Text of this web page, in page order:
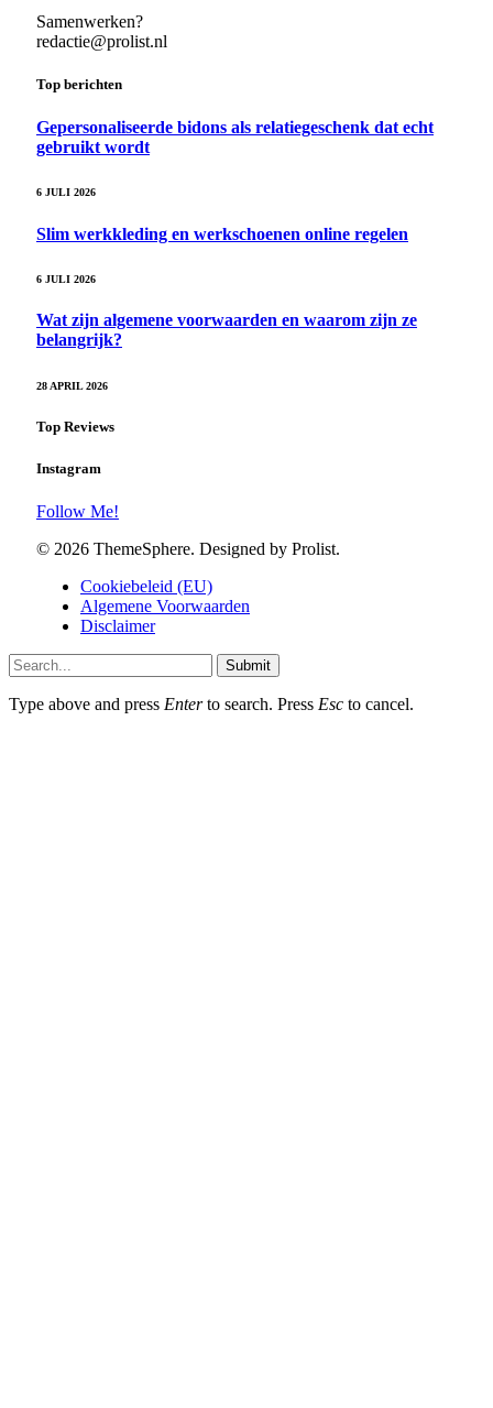
Samenwerken?
redactie@prolist.nl
Top berichten
Gepersonaliseerde bidons als relatiegeschenk dat echt
gebruikt wordt
6 JULI 2026
Slim werkkleding en werkschoenen online regelen
6 JULI 2026
Wat zijn algemene voorwaarden en waarom zijn ze
belangrijk?
28 APRIL 2026
Top Reviews
Instagram
Follow Me!
© 2026 ThemeSphere. Designed by Prolist.
Cookiebeleid (EU)
Algemene Voorwaarden
Disclaimer
Submit
Type above and press Enterto search. Press Esc to cancel.